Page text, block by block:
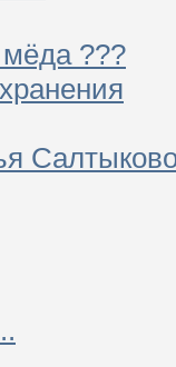
мёда ???